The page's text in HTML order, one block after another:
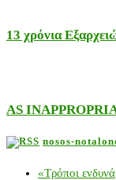
13 χρόνια
AS
nosos-
«Τρόποι